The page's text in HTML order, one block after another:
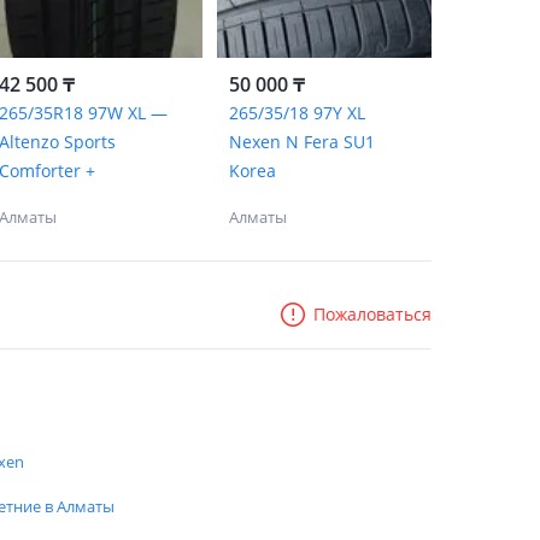
42 500 ₸
265/35R18 97W XL —
Altenzo Sports
Comforter +
Алматы
50 000 ₸
265/35/18 97Y XL
Nexen N Fera SU1
Korea
Алматы
Пожаловаться
в Алматы